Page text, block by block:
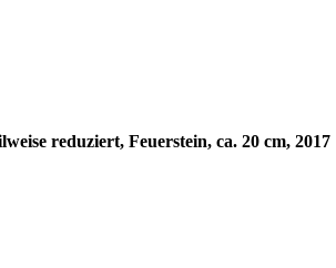
reduziert, Feuerstein, ca. 20 cm, 2017